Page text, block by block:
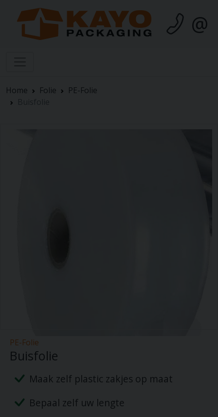
@
Home Folie
PE-Folie
PE-Folie
Buisfolie
Maak zelf plastic zakjes op maat
Bepaal zelf uw lengte